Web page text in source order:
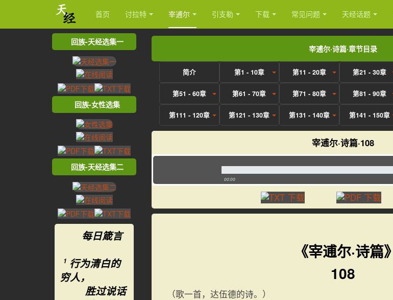
首页 讨拉特 宰逋尔 引支勒 下载 常见问题 天经话题
宰逋尔·诗篇·章节目录
简介 第1 - 10章 第11 - 20章 第21 - 30章
第51 - 60章 第61 - 70章 第71 - 80章 第81 - 90章
第111 - 120章 第121 - 130章 第131 - 140章 第141 - 150章
宰逋尔·诗篇·108
00:00
《宰逋尔·诗篇》
108
（歌一首，达伍德的诗。）
回族-天经选集一
回族-女性选集
回族-天经选集二
每日箴言
1 行为清白的
穷人，
胜过说话